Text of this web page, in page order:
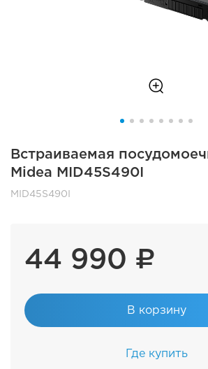
Встраиваемая
Midea MID45S490I
MID45S490I
44 990 ₽
В корзину
Где купить